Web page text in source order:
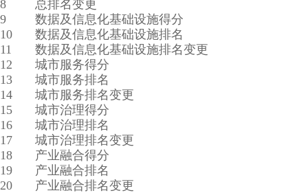
8
总排名变更
9
数据及信息化基础设施得分
10
数据及信息化基础设施排名
11
数据及信息化基础设施排名变更
12
城市服务得分
13
城市服务排名
14
城市服务排名变更
15
城市治理得分
16
城市治理排名
17
城市治理排名变更
18
产业融合得分
19
产业融合排名
20
产业融合排名变更